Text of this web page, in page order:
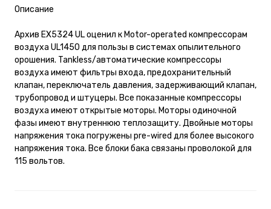
Описание
Архив EX5324 UL оценил к Motor-operated компрессорам
воздуха UL1450 для пользы в системах опылительного
орошения. Tankless/автоматические компрессоры
воздуха имеют фильтры входа, предохранительный
клапан, переключатель давления, задерживающий клапан,
трубопровод и штуцеры. Все показанные компрессоры
воздуха имеют открытые моторы. Моторы одиночной
фазы имеют внутреннюю теплозащиту. Двойные моторы
напряжения тока погружены pre-wired для более высокого
напряжения тока. Все блоки бака связаны проволокой для
115 вольтов.